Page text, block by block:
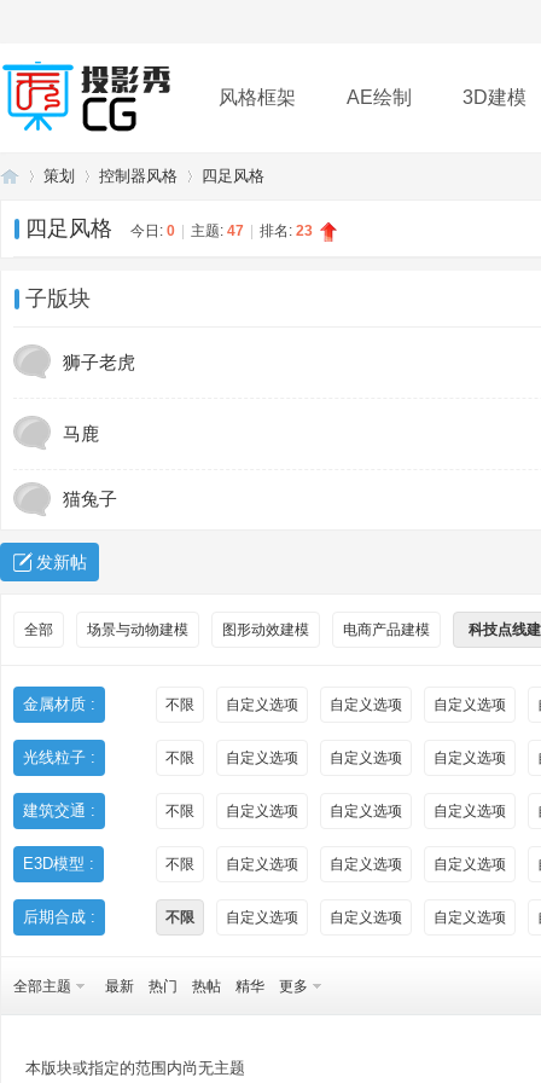
风格框架 AE绘制 3D建模
插件 帮助 下载
策划 控制器风格 四足风格
四足风格 今日: 0 主题: 47 排名: 23
子版块
狮子老虎
马鹿
猫兔子
发新帖
全部 场景与动物建模 图形动效建模 电商产品建模 科技点线
金属材质 : 不限 自定义选项 自定义选项 自定义选项
光线粒子 : 不限 自定义选项 自定义选项 自定义选项
建筑交通 : 不限 自定义选项 自定义选项 自定义选项
E3D模型 : 不限 自定义选项 自定义选项 自定义选项
后期合成 : 不限 自定义选项 自定义选项 自定义选项
全部主题 最新 热门 热帖 精华 更多
本版块或指定的范围内尚无主题